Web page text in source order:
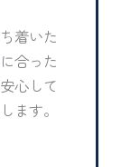
着いた
合った
心して
ます。